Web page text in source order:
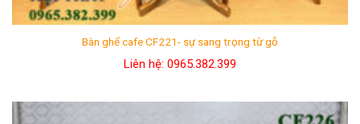
Từ đó tạo ra những bộ bàn ghế gỗ cafe giá rẻ
chất lượng không hề rẻ.
Áp dụng dây chuyền máy móc hiện đại, tuyển chọn
ngắn thời gian sản xuất, nâng cao hiệu suất làm việc.
Bàn ghế cafe CF221- sự sang trọng từ gỗ
Liên hệ: 0965.382.399